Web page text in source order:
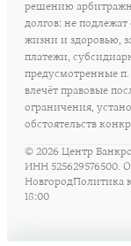
решению
долгов: не
жизни и здоровью,
платежи,
предусмотренные п.
влечёт правовые
ограничения,
обстоятельств
© 2026 Центр
ИНН 525629576500.
НовгородПолитика
18:00